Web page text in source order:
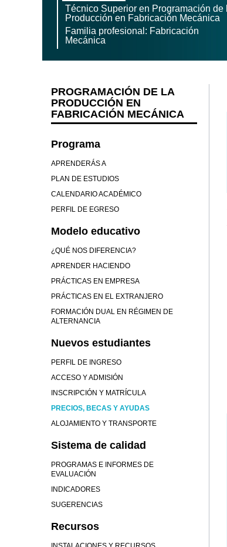
Técnico Superior en Programación de
Producción en Fabricación Mecánica
Familia profesional: Fabricación
Mecánica
PROGRAMACIÓN DE LA
PRODUCCIÓN EN
FABRICACIÓN MECÁNICA
Programa
APRENDERÁS A
PLAN DE ESTUDIOS
CALENDARIO ACADÉMICO
PERFIL DE EGRESO
Modelo educativo
¿QUÉ NOS DIFERENCIA?
APRENDER HACIENDO
PRÁCTICAS EN EMPRESA
PRÁCTICAS EN EL EXTRANJERO
FORMACIÓN DUAL EN RÉGIMEN DE
ALTERNANCIA
Nuevos estudiantes
PERFIL DE INGRESO
ACCESO Y ADMISIÓN
INSCRIPCIÓN Y MATRÍCULA
PRECIOS, BECAS Y AYUDAS
ALOJAMIENTO Y TRANSPORTE
Sistema de calidad
PROGRAMAS E INFORMES DE
EVALUACIÓN
INDICADORES
SUGERENCIAS
Recursos